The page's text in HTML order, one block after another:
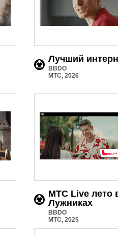
Лучший
BBDO
МТС, 2026
MTC Live лето
Лужниках
BBDO
МТС, 2025